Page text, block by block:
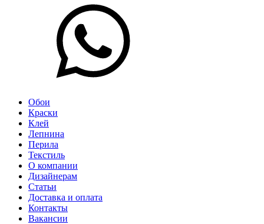
Обои
Краски
Клей
Лепнина
Перила
Текстиль
О компании
Дизайнерам
Статьи
Доставка и оплата
Контакты
Вакансии